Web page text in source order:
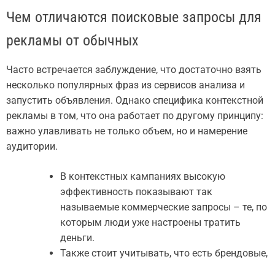
Чем отличаются поисковые запросы для
рекламы от обычных
Часто встречается заблуждение, что достаточно взять
несколько популярных фраз из сервисов анализа и
запустить объявления. Однако специфика контекстной
рекламы в том, что она работает по другому принципу:
важно улавливать не только объем, но и намерение
аудитории.
В контекстных кампаниях высокую
эффективность показывают так
называемые коммерческие запросы – те, по
которым люди уже настроены тратить
деньги.
Также стоит учитывать, что есть брендовые,